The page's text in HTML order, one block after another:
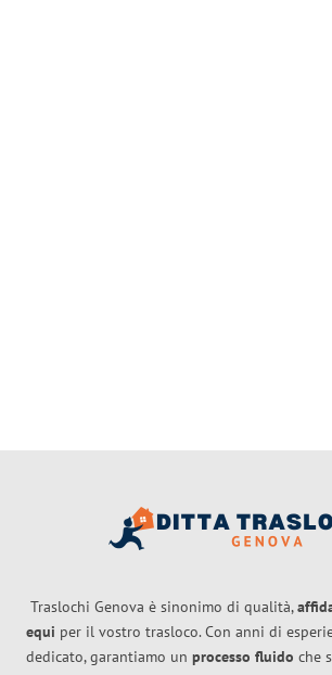
Traslochi Genova è sinonimo di qualità,
equi per il vostro trasloco. Con anni di
dedicato, garantiamo un processo fluido che